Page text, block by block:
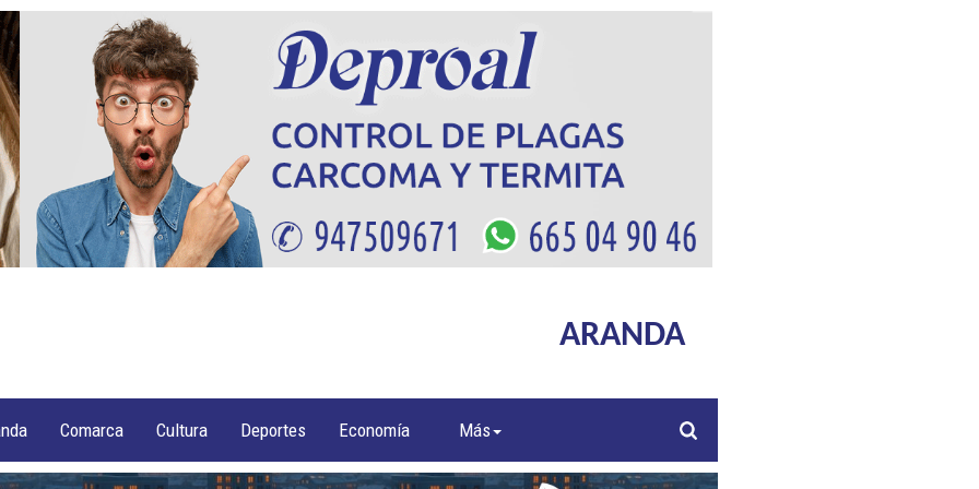
ARANDA
Comarca Cultura Deportes Economía Más